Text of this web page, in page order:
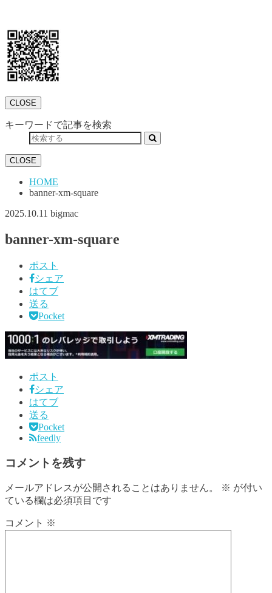
CLOSE
キーワードで記事を検索
CLOSE
HOME
banner-xm-square
2025.10.11 bigmac
banner-xm-square
ポスト
シェア
はてブ
送る
Pocket
ポスト
シェア
はてブ
送る
Pocket
feedly
コメントを残す
メールアドレスが公開されることはありません。 ※ が付い
ている欄は必須項目です
コメント ※